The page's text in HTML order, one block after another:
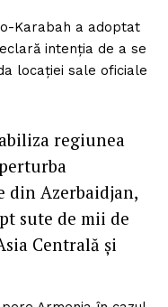
Karabah a adoptat
intenția de a se
locației sale oficiale
regiunea
din Azerbaidjan,
sute de mii de
Centrală și